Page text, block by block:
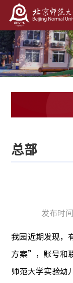
总部
发布时
我园近期发现，
方案”，账号和
师范大学实验幼